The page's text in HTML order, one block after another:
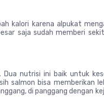
kalori karena alpukat
saja sudah memberi
nutrisi ini baik untuk
salmon bisa memberikan
di panggang dengan